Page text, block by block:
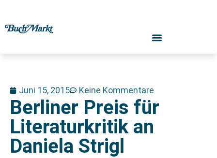
Juni 15, 2015 Keine Kommentare
Berliner Preis für
Literaturkritik an
Daniela Strigl